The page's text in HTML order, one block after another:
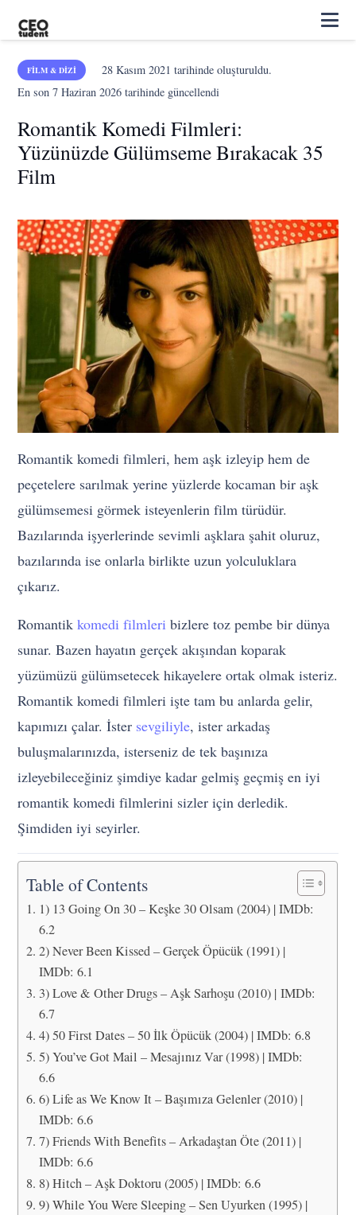
FILM & DIZI 28 Kasım 2021 tarihinde oluşturuldu.
En son7 Haziran 2026 tarihinde güncellendi
Romantik Komedi Filmleri:
Yüzünüzde Gülümseme Bırakacak 35
Film
Romantik komedi filmleri, hem aşk izleyip hem de
peçetelere sarılmak yerine yüzlerde kocaman bir aşk
gülümsemesi görmek isteyenlerin film türüdür.
Bazılarında işyerlerinde sevimli aşklara şahit oluruz,
bazılarında ise onlarla birlikte uzun yolculuklara
çıkarız.
Romantikkomedi filmleri bizlere toz pembe bir dünya
sunar. Bazen hayatın gerçek akışından koparak
yüzümüzü gülümsetecek hikayelere ortak olmak isteriz.
Romantik komedi filmleri işte tam bu anlarda gelir,
kapımızı çalar. İster sevgiliyle, ister arkadaş
buluşmalarınızda, isterseniz de tek başınıza
izleyebileceğiniz şimdiye kadar gelmiş geçmiş en iyi
romantik komedi filmlerini sizler için derledik.
Şimdiden iyi seyirler.
Table of Contents
1) 13 Going On 30 – Keşke 30 Olsam (2004) | IMDb:
6.2
2) Never Been Kissed – Gerçek Öpücük (1991) |
IMDb: 6.1
3) Love & Other Drugs – Aşk Sarhoşu (2010) | IMDb:
6.7
4) 50 First Dates – 50 İlk Öpücük (2004) | IMDb: 6.8
5) You’ve Got Mail – Mesajınız Var (1998) | IMDb:
6.6
6) Life as We Know It – Başımıza Gelenler (2010) |
IMDb: 6.6
7) Friends With Benefits – Arkadaştan Öte (2011) |
IMDb: 6.6
8) Hitch – Aşk Doktoru (2005) | IMDb: 6.6
9) While You Were Sleeping – Sen Uyurken (1995) |